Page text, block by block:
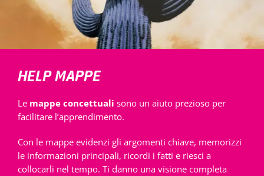
HELP MAPPE
Lemappe concettuali sono un aiuto prezioso per
facilitare l’apprendimento.
Con le mappe evidenzi gli argomenti chiave, memorizzi
le informazioni principali, ricordi i fatti e riesci a
collocarli nel tempo. Ti danno una visione completa